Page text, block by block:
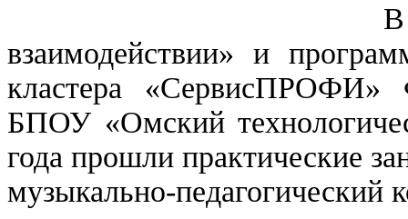
В
взаимодействии» и
кластера «СервисПРОФИ»
БПОУ «Омский
года прошли практические
музыкально-педагогический